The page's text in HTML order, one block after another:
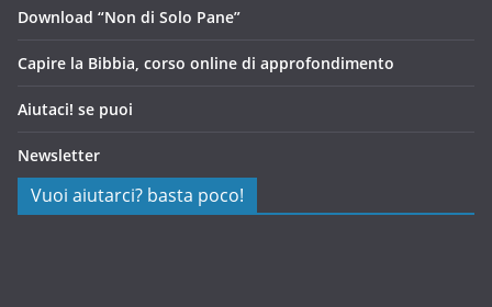
Download “Non di Solo Pane”
Capire la Bibbia, corso online di approfondimento
Aiutaci! se puoi
Newsletter
Vuoi aiutarci? basta poco!